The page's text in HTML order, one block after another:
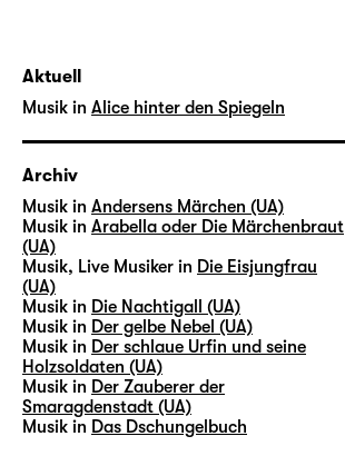
Aktuell
Musik in Alice hinter den Spiegeln
Archiv
Musik in Andersens Märchen (UA)
Musik in Arabella oder Die Märchenbraut
(UA)
Musik, Live Musiker in Die Eisjungfrau
(UA)
Musik in Die Nachtigall (UA)
Musik in Der gelbe Nebel (UA)
Musik in Der schlaue Urfin und seine
Holzsoldaten (UA)
Musik in Der Zauberer der
Smaragdenstadt (UA)
Musik in Das Dschungelbuch